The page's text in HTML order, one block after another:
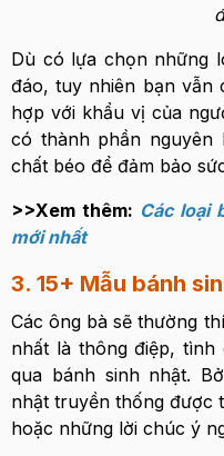
Dù có lựa chọn những
đáo, tuy nhiên bạn vẫn
hợp với khẩu vị của
có thành phần
chất béo để đảm bảo
>>Xem thêm: Các loại
mới nhất
3. 15+ Mẫu bánh
Các ông bà sẽ thường
nhất là thông điệp, tình
qua bánh sinh nhật.
nhật truyền thống được
hoặc những lời chúc ý